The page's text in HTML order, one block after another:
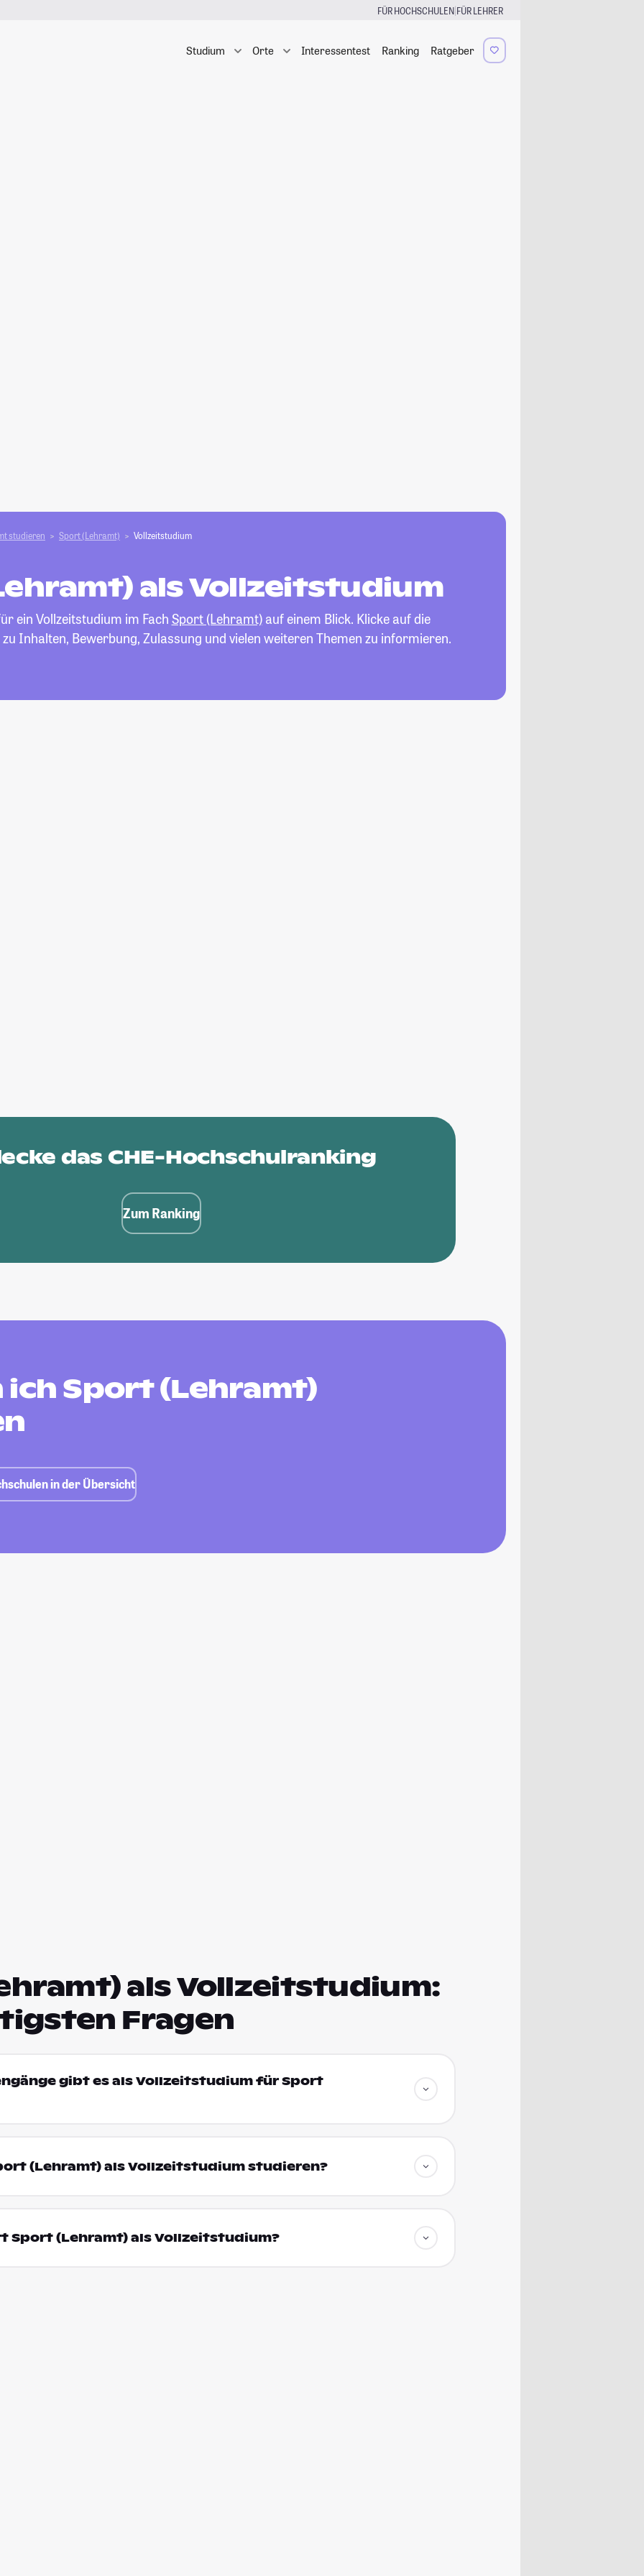
FÜR HOCHSCHULEN|FÜR LEHRER
Studium Orte Interessentest Ranking Ratgeber
studieren Sport (Lehramt) Vollzeitstudium
als Vollzeitstudium
ein Vollzeitstudium im Fach Sport (Lehramt)auf einem Blick. Klicke auf die
Inhalten, Bewerbung, Zulassung und vielen weiteren Themen zu informieren.
das CHE-Hochschulranking
Zum Ranking
ich Sport (Lehramt)
in der Übersicht
als Vollzeitstudium:
Fragen
gibt es als Vollzeitstudium für Sport
(Lehramt) als Vollzeitstudium studieren?
Sport (Lehramt) als Vollzeitstudium?